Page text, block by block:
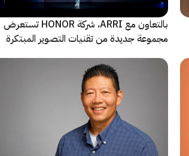
بالتعاون مع ARRI، شركة HONOR تستعرض
مجموعة جديدة من تقنيات التصوير المبتكرة